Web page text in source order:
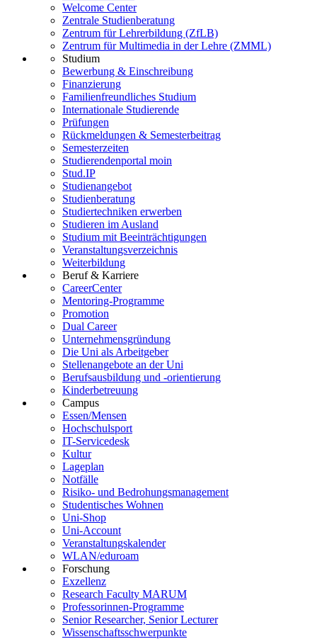
Welcome Center
Zentrale Studienberatung
Zentrum für Lehrerbildung (ZfLB)
Zentrum für Multimedia in der Lehre (ZMML)
Studium
Bewerbung & Einschreibung
Finanzierung
Familienfreundliches Studium
Internationale Studierende
Prüfungen
Rückmeldungen & Semesterbeitrag
Semesterzeiten
Studierendenportal moin
Stud.IP
Studienangebot
Studienberatung
Studiertechniken erwerben
Studieren im Ausland
Studium mit Beeinträchtigungen
Veranstaltungsverzeichnis
Weiterbildung
Beruf & Karriere
CareerCenter
Mentoring-Programme
Promotion
Dual Career
Unternehmensgründung
Die Uni als Arbeitgeber
Stellenangebote an der Uni
Berufsausbildung und -orientierung
Kinderbetreuung
Campus
Essen/Mensen
Hochschulsport
IT-Servicedesk
Kultur
Lageplan
Notfälle
Risiko- und Bedrohungsmanagement
Studentisches Wohnen
Uni-Shop
Uni-Account
Veranstaltungskalender
WLAN/eduroam
Forschung
Exzellenz
Research Faculty MARUM
Professorinnen-Programme
Senior Researcher, Senior Lecturer
Wissenschaftsschwerpunkte